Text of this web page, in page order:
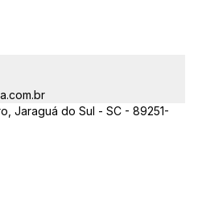
a nossa Missão, Visão e
Jaraguá do Sul - SC - 89251-